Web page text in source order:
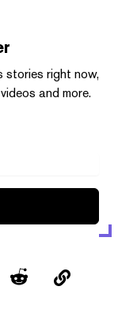
stories right now,
and more.